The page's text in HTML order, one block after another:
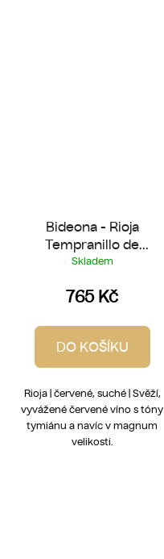
Bideona - Rioja
Tempranillo de
Laderas 2021 (1.5 l
Skladem
765 Kč
DO KOŠÍKU
Rioja | červené, suché | Svěží,
vyvážené červené víno s tóny
tymiánu a navíc v magnum
velikosti.